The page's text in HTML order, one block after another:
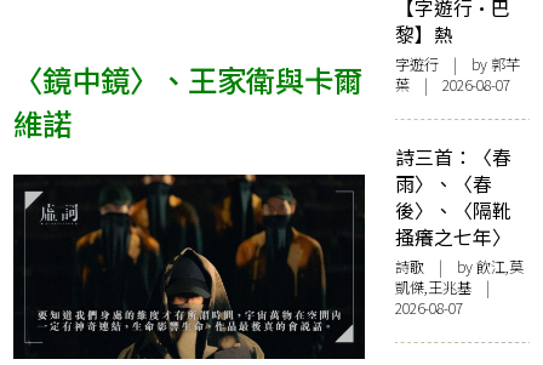
〈鏡中鏡〉、王家衛與卡爾
維諾
【字遊行·巴
黎】熱
字遊行 | by 郭芊
葉 | 2026-08-07
詩三首：〈春
雨〉、〈春
後〉、〈隔靴
搔癢之七年〉
詩歌 | by 飲江,莫
凱傑,王兆基 |
2026-08-07